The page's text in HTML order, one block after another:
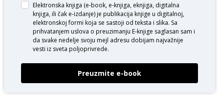
Elektronska knjiga (e-book, e-knjiga, eknjiga, digitalna
knjiga, ili čak e-izdanje) je publikacija knjige u digitalnoj,
elektronskoj formi koja se sastoji od teksta i slika. Sa
prihvatanjem uslova o preuzimanju E-knjige saglasan sam i
da svake nedelje svoju mejl adresu dobijam najvažnije
vesti iz sveta poljoprivrede.
Preuzmite e-book